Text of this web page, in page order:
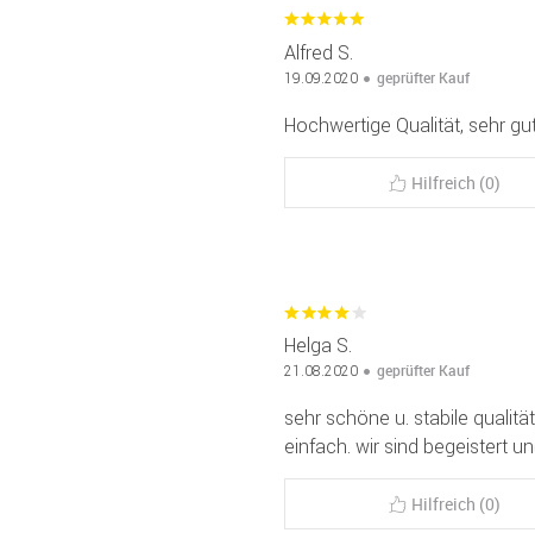
Alfred S.
19.09.2020 geprüfter Kauf
Hochwertige Qualität, sehr
Hilfreich (0)
Helga S.
21.08.2020 geprüfter Kauf
sehr schöne u. stabile
einfach. wir sind begeistert
Hilfreich (0)